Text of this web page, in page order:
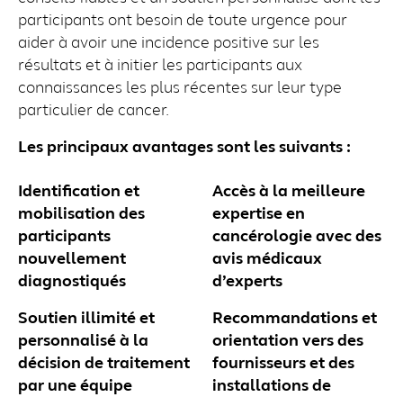
participants ont besoin de toute urgence pour
aider à avoir une incidence positive sur les
résultats et à initier les participants aux
connaissances les plus récentes sur leur type
particulier de cancer.
Les principaux avantages sont les suivants :
Identification et
mobilisation des
participants
nouvellement
diagnostiqués
Accès à la meilleure
expertise en
cancérologie avec des
avis médicaux
d’experts
Soutien illimité et
personnalisé à la
décision de traitement
par une équipe
Recommandations et
orientation vers des
fournisseurs et des
installations de